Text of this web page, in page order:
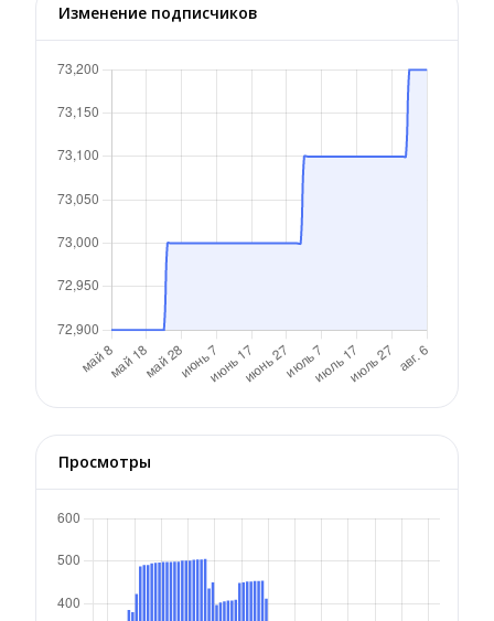
Изменение подписчиков
Просмотры